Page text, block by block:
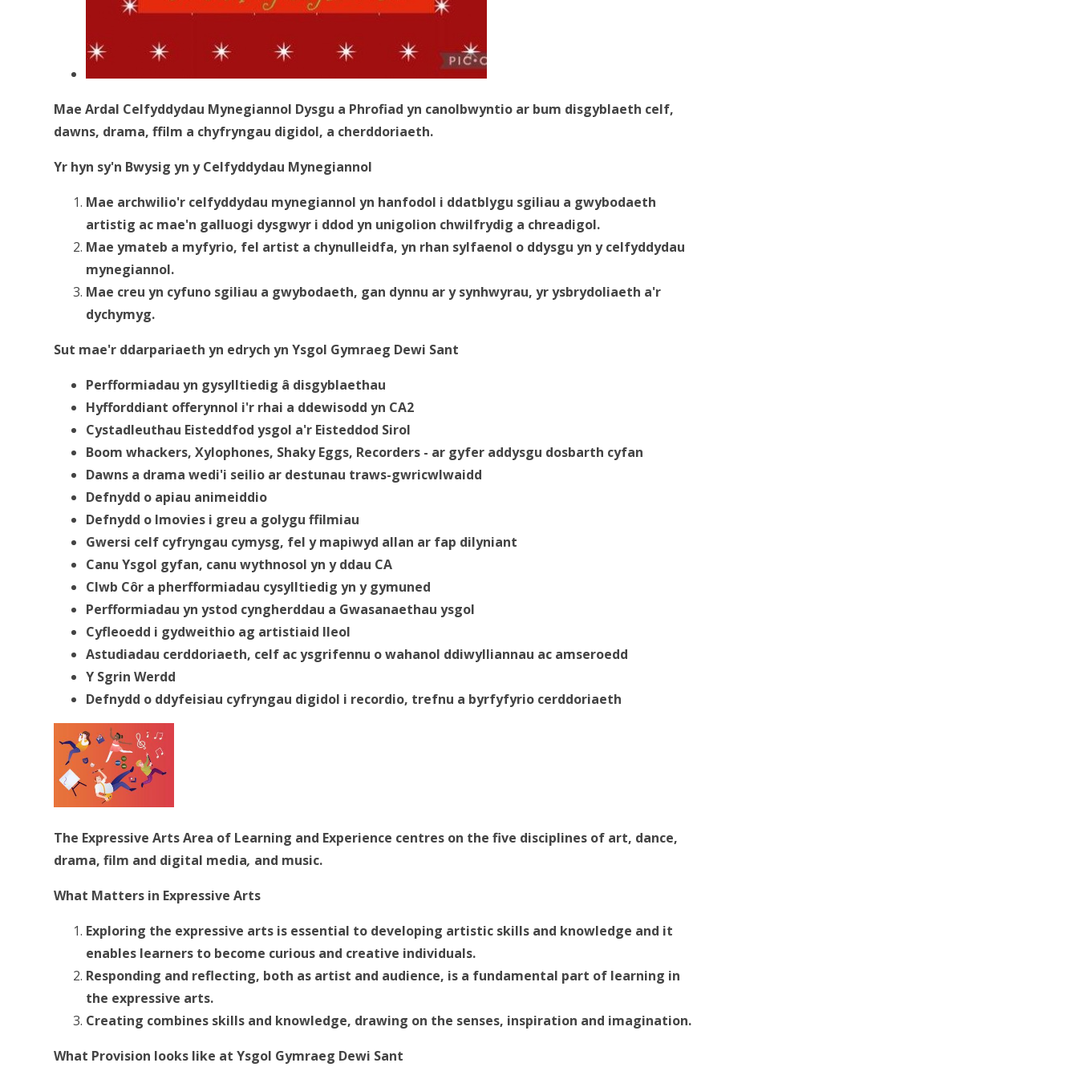
Mae Ardal Celfyddydau Mynegiannol Dysgu a Phrofiad yn canolbwyntio ar bum disgyblaeth celf,
dawns, drama, ffilm a chyfryngau digidol, a cherddoriaeth.
Yr hyn sy'n Bwysig yn y Celfyddydau Mynegiannol
Mae archwilio'r celfyddydau mynegiannol yn hanfodol i ddatblygu sgiliau a gwybodaeth
artistig ac mae'n galluogi dysgwyr i ddod yn unigolion chwilfrydig a chreadigol.
Mae ymateb a myfyrio, fel artist a chynulleidfa, yn rhan sylfaenol o ddysgu yn y celfyddydau
mynegiannol.
Mae creu yn cyfuno sgiliau a gwybodaeth, gan dynnu ar y synhwyrau, yr ysbrydoliaeth a'r
dychymyg.
Sut mae'r ddarpariaeth yn edrych yn Ysgol Gymraeg Dewi Sant
Perfformiadau yn gysylltiedig â disgyblaethau
Hyfforddiant offerynnol i'r rhai a ddewisodd yn CA2
Cystadleuthau Eisteddfod ysgol a'r Eisteddod Sirol
Boom whackers, Xylophones, Shaky Eggs, Recorders - ar gyfer addysgu dosbarth cyfan
Dawns a drama wedi'i seilio ar destunau traws-gwricwlwaidd
Defnydd o apiau animeiddio
Defnydd o Imovies i greu a golygu ffilmiau
Gwersi celf cyfryngau cymysg, fel y mapiwyd allan ar fap dilyniant
Canu Ysgol gyfan, canu wythnosol yn y ddau CA
Clwb Côr a pherfformiadau cysylltiedig yn y gymuned
Perfformiadau yn ystod cyngherddau a Gwasanaethau ysgol
Cyfleoedd i gydweithio ag artistiaid lleol
Astudiadau cerddoriaeth, celf ac ysgrifennu o wahanol ddiwylliannau ac amseroedd
Y Sgrin Werdd
Defnydd o ddyfeisiau cyfryngau digidol i recordio, trefnu a byrfyfyrio cerddoriaeth
The Expressive Arts Area of Learning and Experience centres on the five disciplines of art, dance,
drama, film and digital media, and music.
What Matters in Expressive Arts
Exploring the expressive arts is essential to developing artistic skills and knowledge and it
enables learners to become curious and creative individuals.
Responding and reflecting, both as artist and audience, is a fundamental part of learning in
the expressive arts.
Creating combines skills and knowledge, drawing on the senses, inspiration and imagination.
What Provision looks like at Ysgol Gymraeg Dewi Sant